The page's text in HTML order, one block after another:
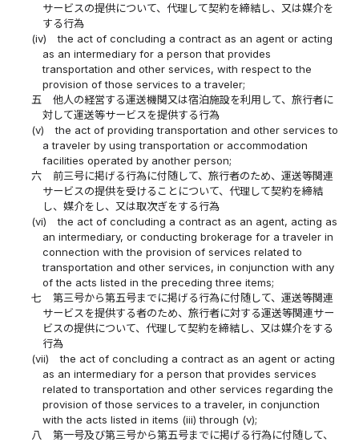
サービスの提供について、代理して契約を締結し、又は媒介を
する行為
(iv)
the act of concluding a contract as an agent or acting
as an intermediary for a person that provides
transportation and other services, with respect to the
provision of those services to a traveler;
五
他人の経営する運送機関又は宿泊施設を利用して、旅行者に
対して運送等サービスを提供する行為
(v)
the act of providing transportation and other services to
a traveler by using transportation or accommodation
facilities operated by another person;
六
前三号に掲げる行為に付随して、旅行者のため、運送等関連
サービスの提供を受けることについて、代理して契約を締結
し、媒介をし、又は取次ぎをする行為
(vi)
the act of concluding a contract as an agent, acting as
an intermediary, or conducting brokerage for a traveler in
connection with the provision of services related to
transportation and other services, in conjunction with any
of the acts listed in the preceding three items;
七
第三号から第五号までに掲げる行為に付随して、運送等関連
サービスを提供する者のため、旅行者に対する運送等関連サー
ビスの提供について、代理して契約を締結し、又は媒介をする
行為
(vii)
the act of concluding a contract as an agent or acting
as an intermediary for a person that provides services
related to transportation and other services regarding the
provision of those services to a traveler, in conjunction
with the acts listed in items (iii) through (v);
八
第一号及び第三号から第五号までに掲げる行為に付随して、